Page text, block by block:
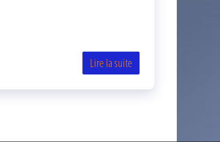
Lire la suite